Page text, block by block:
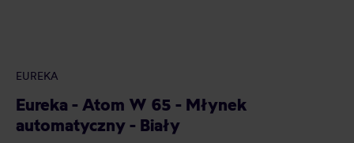
EUREKA
Eureka - Atom W 65 - Młynek
automatyczny - Biały